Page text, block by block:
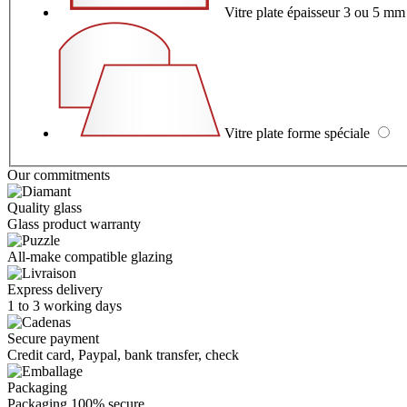
Vitre plate épaisseur 3 ou 5
Vitre plate forme spéciale
Our commitments
Quality glass
Glass product warranty
All-make compatible glazing
Express delivery
1 to 3 working days
Secure payment
Credit card, Paypal, bank transfer, check
Packaging
Packaging 100% secure